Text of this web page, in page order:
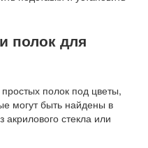
полок для
полок под цветы,
могут быть найдены в
стекла или